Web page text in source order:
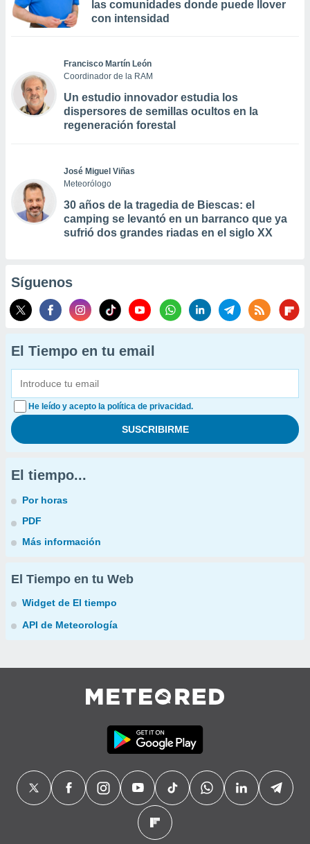
las comunidades donde puede llover
con intensidad
Francisco Martín León
Coordinador de la RAM
Un estudio innovador estudia los
dispersores de semillas ocultos en la
regeneración forestal
José Miguel Viñas
Meteorólogo
30 años de la tragedia de Biescas: el
camping se levantó en un barranco que ya
sufrió dos grandes riadas en el siglo XX
Síguenos
El Tiempo en tu email
He leído y acepto la política de privacidad.
El tiempo...
Por horas
PDF
Más información
El Tiempo en tu Web
Widget de El tiempo
API de Meteorología